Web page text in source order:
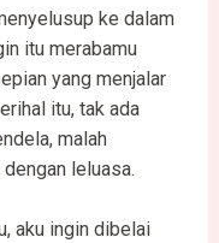
ke dalam
itu merabamu
yang menjalar
itu, tak ada
malah
leluasa.
ingin dibelai